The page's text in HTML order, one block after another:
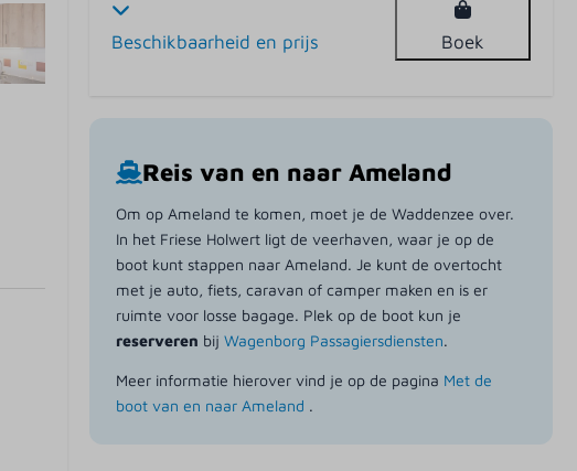
Beschikbaarheid en prijs Boek
Reis van en naar Ameland
Om op Ameland te komen, moet je de Waddenzee over.
In het Friese Holwert ligt de veerhaven, waar je op de
boot kunt stappen naar Ameland. Je kunt de overtocht
met je auto, fiets, caravan of camper maken en is er
ruimte voor losse bagage. Plek op de boot kun je
reserveren bij Wagenborg Passagiersdiensten.
Meer informatie hierover vind je op de pagina Met de
boot van en naar Ameland .